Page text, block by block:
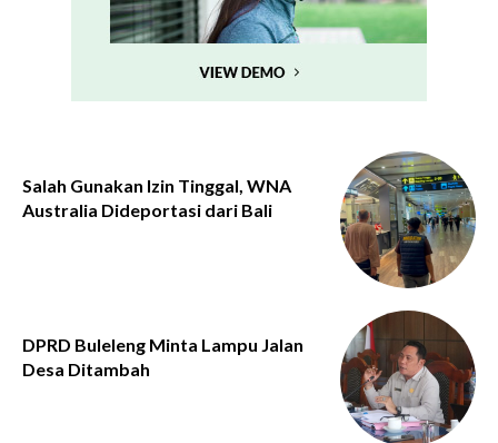
Salah Gunakan Izin Tinggal, WNA
Australia Dideportasi dari Bali
DPRD Buleleng Minta Lampu Jalan
Desa Ditambah